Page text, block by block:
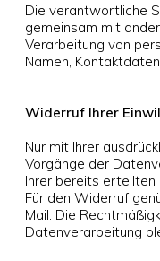
Die verantwortliche
gemeinsam mit
Verarbeitung von
Namen, Kontaktdaten
Widerruf Ihrer
Nur mit Ihrer
Vorgänge der
Ihrer bereits erteilten
Für den Widerruf
Mail. Die
Datenverarbeitung